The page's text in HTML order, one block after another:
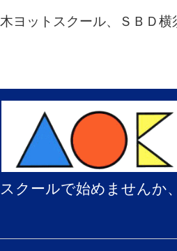
ヨットスクール、ＳＢＤ横
クールで始めませんか